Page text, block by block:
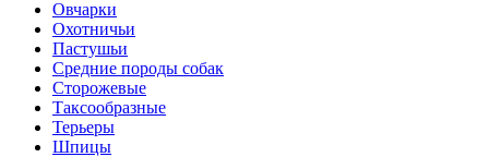
Овчарки
Охотничьи
Пастушьи
Средние породы собак
Сторожевые
Таксообразные
Терьеры
Шпицы